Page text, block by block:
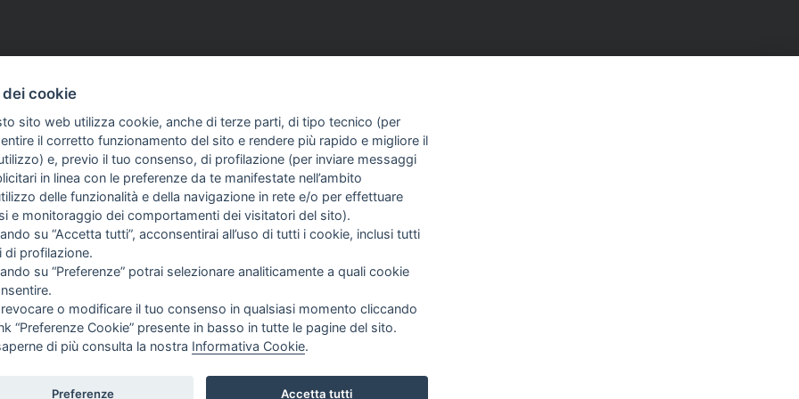
SULL'AZIENDA GUIDA AGLI ACQUISTI
PROCEDURA DI ACQUISTO
PAGAMENTI
DIRITTO DI RECESSO
dei cookie
sito web utilizza cookie, anche di terze parti, di tipo tecnico (per
il corretto funzionamento del sito e rendere più rapido e migliore il
e, previo il tuo consenso, di profilazione (per inviare messaggi
in linea con le preferenze da te manifestate nell’ambito
delle funzionalità e della navigazione in rete e/o per effettuare
e monitoraggio dei comportamenti dei visitatori del sito).
su “Accetta tutti”, acconsentirai all’uso di tutti i cookie, inclusi tutti
di profilazione.
su “Preferenze” potrai selezionare analiticamente a quali cookie
revocare o modificare il tuo consenso in qualsiasi momento cliccando
“Preferenze Cookie” presente in basso in tutte le pagine del sito.
di più consulta la nostra Informativa Cookie.
Preferenze Accetta tutti